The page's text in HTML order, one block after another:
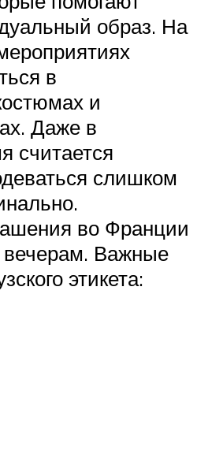
образ. На
в
и
Даже в
считается
слишком
во Франции
вечерам. Важные
этикета: